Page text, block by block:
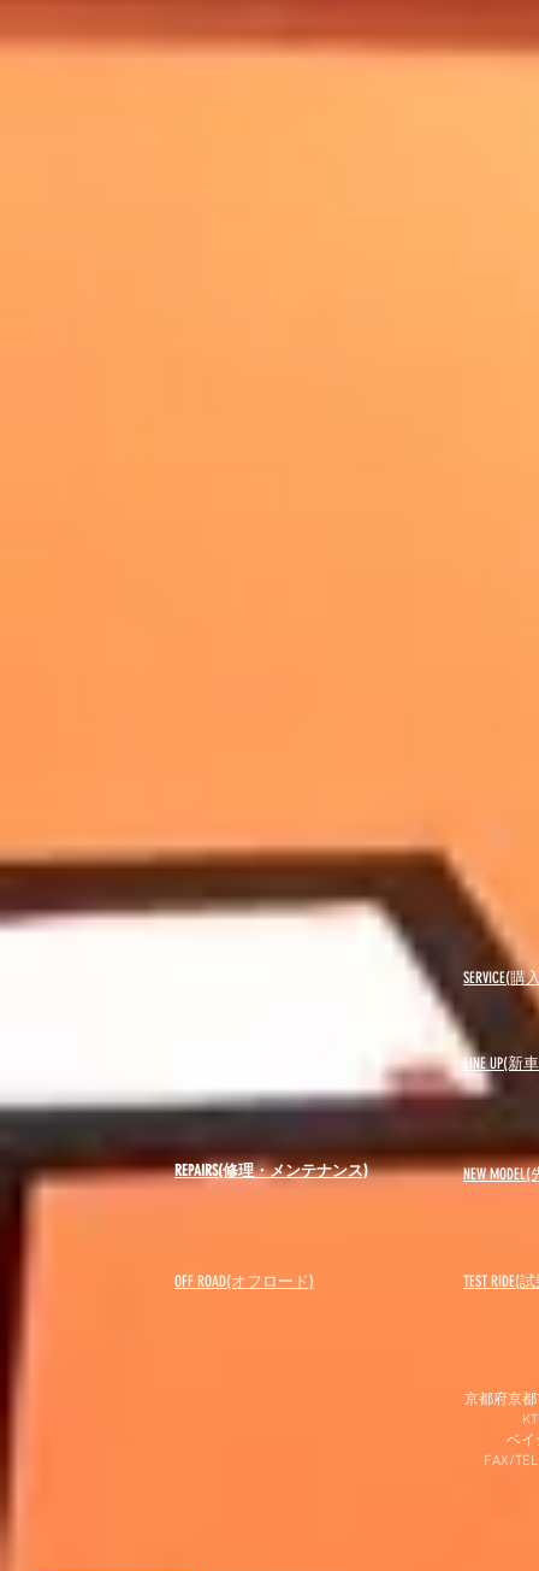
SERVICE(
LINE UP(新
REPAIRS(修理・メンテナンス) NEW MODEL(
OFF ROAD(オフロード) ​TEST RIDE(
京都府京
ベイ
FAX/